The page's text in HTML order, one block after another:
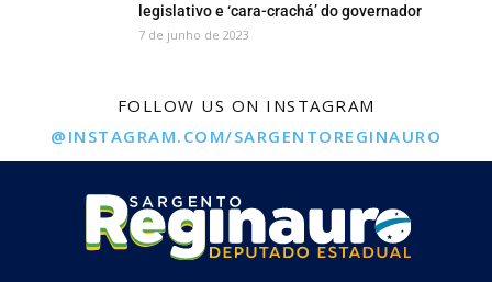
legislativo e ‘cara-crachá’ do governador
7 de junho de 2023
FOLLOW US ON INSTAGRAM
@INSTAGRAM.COM/SARGENTOREGINAURO